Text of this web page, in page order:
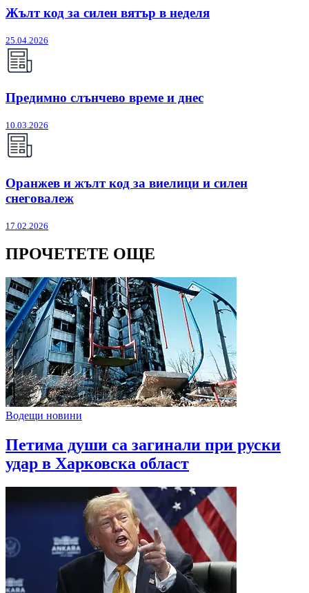
Жълт код за силен вятър в неделя
25.04.2026
Предимно слънчево време и днес
10.03.2026
Оранжев и жълт код за виелици и силен
снеговалеж
17.02.2026
ПРОЧЕТЕТЕ ОЩЕ
Водещи новини
Петима души са загинали при руски
удар в Харковска област